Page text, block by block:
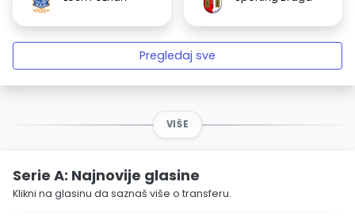
Pregledaj sve
VIŠE
Serie A: Najnovije glasine
Klikni na glasinu da saznaš više o transferu.